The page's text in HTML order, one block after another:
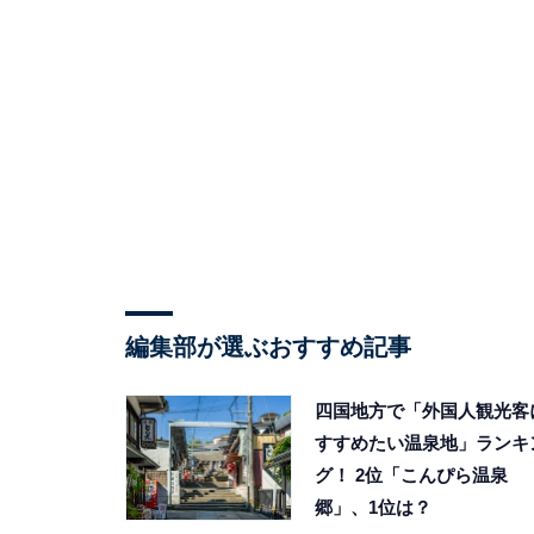
編集部が選ぶおすすめ記事
四国地方で「外国人観光客
すすめたい温泉地」ランキ
グ！ 2位「こんぴら温泉
郷」、1位は？